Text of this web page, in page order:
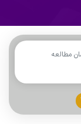
مطالعه